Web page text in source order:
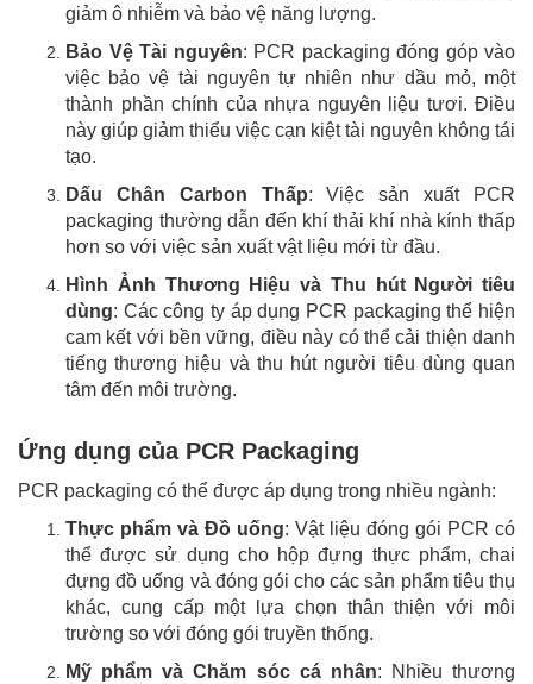
giảm ô nhiễm và bảo vệ năng lượng.
Bảo Vệ Tài nguyên: PCR packaging đóng góp vào
việc bảo vệ tài nguyên tự nhiên như dầu mỏ, một
thành phần chính của nhựa nguyên liệu tươi. Điều
này giúp giảm thiểu việc cạn kiệt tài nguyên không tái
tạo.
Dấu Chân Carbon Thấp: Việc sản xuất PCR
packaging thường dẫn đến khí thải khí nhà kính thấp
hơn so với việc sản xuất vật liệu mới từ đầu.
Hình Ảnh Thương Hiệu và Thu hút Người tiêu
dùng: Các công ty áp dụng PCR packaging thể hiện
cam kết với bền vững, điều này có thể cải thiện danh
tiếng thương hiệu và thu hút người tiêu dùng quan
tâm đến môi trường.
Ứng dụng của PCR Packaging
PCR packaging có thể được áp dụng trong nhiều ngành:
Thực phẩm và Đồ uống: Vật liệu đóng gói PCR có
thể được sử dụng cho hộp đựng thực phẩm, chai
đựng đồ uống và đóng gói cho các sản phẩm tiêu thụ
khác, cung cấp một lựa chọn thân thiện với môi
trường so với đóng gói truyền thống.
Mỹ phẩm và Chăm sóc cá nhân: Nhiều thương